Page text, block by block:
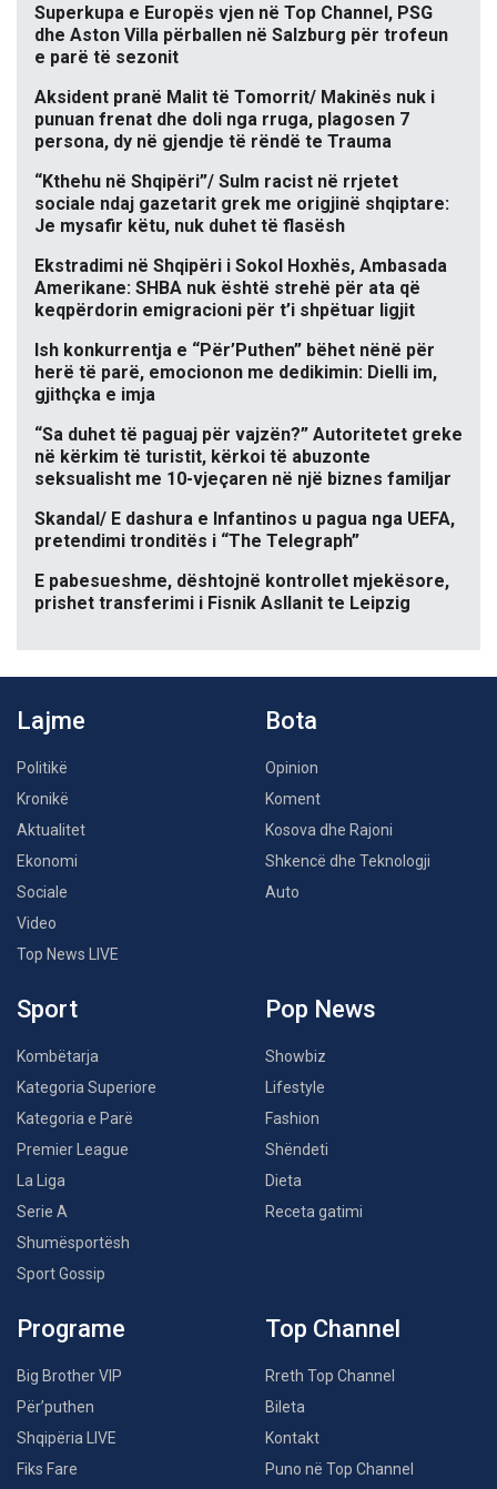
Superkupa e Europës vjen në Top Channel, PSG
dhe Aston Villa përballen në Salzburg për trofeun
e parë të sezonit
Aksident pranë Malit të Tomorrit/ Makinës nuk i
punuan frenat dhe doli nga rruga, plagosen 7
persona, dy në gjendje të rëndë te Trauma
“Kthehu në Shqipëri”/ Sulm racist në rrjetet
sociale ndaj gazetarit grek me origjinë shqiptare:
Je mysafir këtu, nuk duhet të flasësh
Ekstradimi në Shqipëri i Sokol Hoxhës, Ambasada
Amerikane: SHBA nuk është strehë për ata që
keqpërdorin emigracioni për t’i shpëtuar ligjit
Ish konkurrentja e “Për’Puthen” bëhet nënë për
herë të parë, emocionon me dedikimin: Dielli im,
gjithçka e imja
“Sa duhet të paguaj për vajzën?” Autoritetet greke
në kërkim të turistit, kërkoi të abuzonte
seksualisht me 10-vjeçaren në një biznes familjar
Skandal/ E dashura e Infantinos u pagua nga UEFA,
pretendimi tronditës i “The Telegraph”
E pabesueshme, dështojnë kontrollet mjekësore,
prishet transferimi i Fisnik Asllanit te Leipzig
Lajme
Politikë
Kronikë
Aktualitet
Ekonomi
Sociale
Video
Top News LIVE
Bota
Opinion
Koment
Kosova dhe Rajoni
Shkencë dhe Teknologji
Auto
Sport
Kombëtarja
Kategoria Superiore
Kategoria e Parë
Premier League
La Liga
Serie A
Shumësportësh
Sport Gossip
Pop News
Showbiz
Lifestyle
Fashion
Shëndeti
Dieta
Receta gatimi
Programe
Big Brother VIP
Për’puthen
Shqipëria LIVE
Fiks Fare
Top Channel
Rreth Top Channel
Bileta
Kontakt
Puno në Top Channel